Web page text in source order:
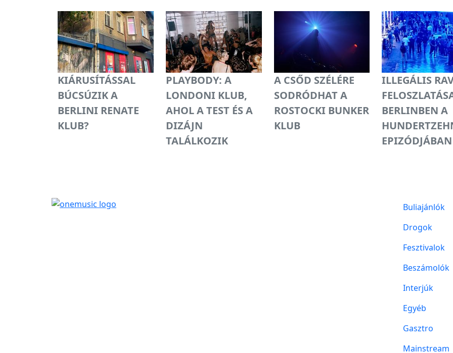
KIÁRUSÍTÁSSAL
BÚCSÚZIK A
BERLINI RENATE
KLUB?
PLAYBODY: A
LONDONI KLUB,
AHOL A TEST ÉS A
DIZÁJN
TALÁLKOZIK
A CSŐD SZÉLÉRE
SODRÓDHAT A
ROSTOCKI BUNKER
KLUB
ILLEGÁLIS
BERLINBEN A
EPIZÓDJÁBAN
Buliajánlók
Drogok
Fesztivalok
Beszámolók
Interjúk
Egyéb
Gasztro
Mainstream